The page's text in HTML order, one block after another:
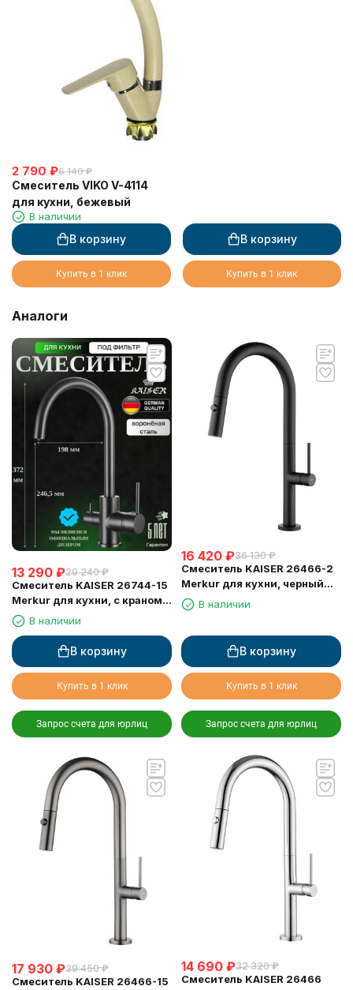
2 790 ₽6 140 ₽
Смеситель VIKO V-4114
для кухни, бежевый
В наличии
В корзину
Купить в 1 клик
В корзину
Купить в 1 клик
Аналоги
13 290 ₽29 240 ₽
Смеситель KAISER 26744-15
Merkur для кухни, с краном
для питьевой воды,
воронёная сталь
В наличии
В корзину
Купить в 1 клик
Запрос счета для юрлиц
16 420 ₽36 130 ₽
Смеситель KAISER 26466-2
Merkur для кухни, черный
матовый
В наличии
В корзину
Купить в 1 клик
Запрос счета для юрлиц
17 930 ₽39 450 ₽
Смеситель KAISER 26466-15
14 690 ₽32 320 ₽
Смеситель KAISER 26466